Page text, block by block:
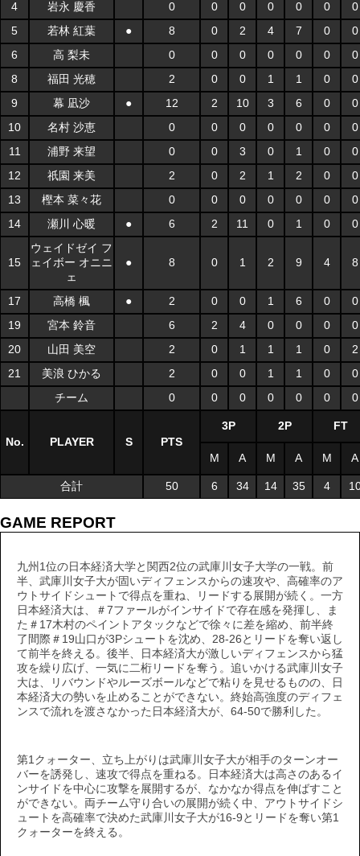
4 岩永 慶香 0 0 0 0 0 0
0
5
若林 紅葉 ● 8 0 2 4 7 0
0
6
高 梨未 0 0 0 0 0 0
0
8
福田 光穂 2 0 0 1 1 0
0
9
幕 凪沙 ● 12 2 10 3 6 0
0
10
名村 沙恵 0 0 0 0 0 0
0
11
浦野 来望 0 0 3 0 1 0
0
12
祇園 来美 2 0 2 1 2 0
0
13
樫本 菜々花 0 0 0 0 0 0
0
14
瀬川 心暖 ● 6 2 11 0 1 0 0
15
ウェイドゼイ フ
ェイボー オニニ
ェ
● 8 0 1 2 9 4 8
17 高橋 楓 ● 2 0 0 1 6 0
0
19
宮本 鈴音 6 2 4 0 0 0
0
20
山田 美空 2 0 1 1 1 0
2
21
美浪 ひかる 2 0 0 1 1 0
0
チーム
0 0 0 0 0 0 0
No. PLAYER S PTS
3P 2P FT
M A M A M A
合計 50 6 34 14 35 4
GAME REPORT
九州1位の日本経済大学と関西2位の武庫川女子大学の一戦。前
半、武庫川女子大が固いディフェンスからの速攻や、高確率のア
ウトサイドシュートで得点を重ね、リードする展開が続く。一方
日本経済大は、＃7ファールがインサイドで存在感を発揮し、ま
た＃17木村のペイントアタックなどで徐々に差を縮め、前半終
了間際＃19山口が3Pシュートを沈め、28-26とリードを奪い返し
て前半を終える。後半、日本経済大が激しいディフェンスから猛
攻を繰り広げ、一気に二桁リードを奪う。追いかける武庫川女子
大は、リバウンドやルーズボールなどで粘りを見せるものの、日
本経済大の勢いを止めることができない。終始高強度のディフェ
ンスで流れを渡さなかった日本経済大が、64-50で勝利した。
第1クォーター、立ち上がりは武庫川女子大が相手のターンオー
バーを誘発し、速攻で得点を重ねる。日本経済大は高さのあるイ
ンサイドを中心に攻撃を展開するが、なかなか得点を伸ばすこと
ができない。両チーム守り合いの展開が続く中、アウトサイドシ
ュートを高確率で決めた武庫川女子大が16-9とリードを奪い第1
クォーターを終える。